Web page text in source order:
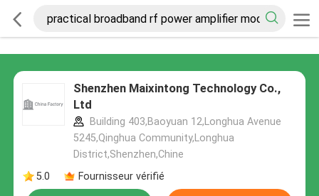
Shenzhen Maixintong Technology Co.,
Ltd
Building 403,Baoyuan 12,Longhua Avenue
5245,Qinghua Community,Longhua
District,Shenzhen,Chine
5.0
Fournisseur vérifié